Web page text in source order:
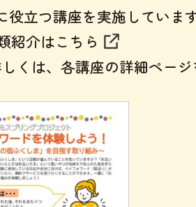
立つ講座を実施しています
紹介はこちら
くは、各講座の詳細ページ